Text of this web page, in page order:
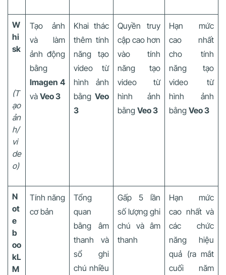
W
hi
sk
(T
ạo
ản
h/
vi
de
o)
Tạo ảnh
và làm
ảnh động
bằng
Imagen 4
và Veo 3
Khai thác
thêm tính
năng tạo
video từ
hình ảnh
bằng Veo
3
Quyền truy
cập cao hơn
vào tính
năng tạo
video từ
hình ảnh
bằng Veo 3
Hạn mức
cao nhất
cho tính
năng tạo
video từ
hình ảnh
bằng Veo 3
N
ot
e
b
oo
kL
M
Tính năng
cơ bản
Tổng
quan
bằng âm
thanh và
sổ ghi
chú nhiều
Gấp 5 lần
số lượng ghi
chú và âm
thanh
Hạn mức
cao nhất và
các chức
năng hiệu
quả (ra mắt
cuối năm